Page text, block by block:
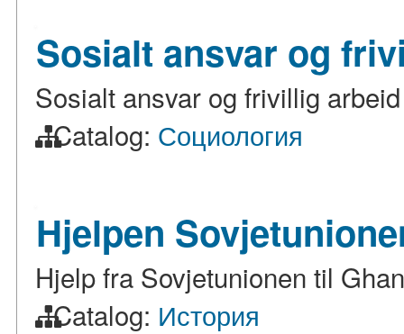
Sosialt ansvar og
Sosialt ansvar og frivillig
Catalog: Социология
Hjelpen
Hjelp fra Sovjetunionen til
Catalog: История